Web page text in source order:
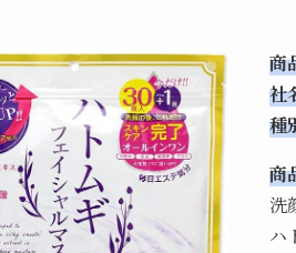
商
社
種
商
洗
ハ